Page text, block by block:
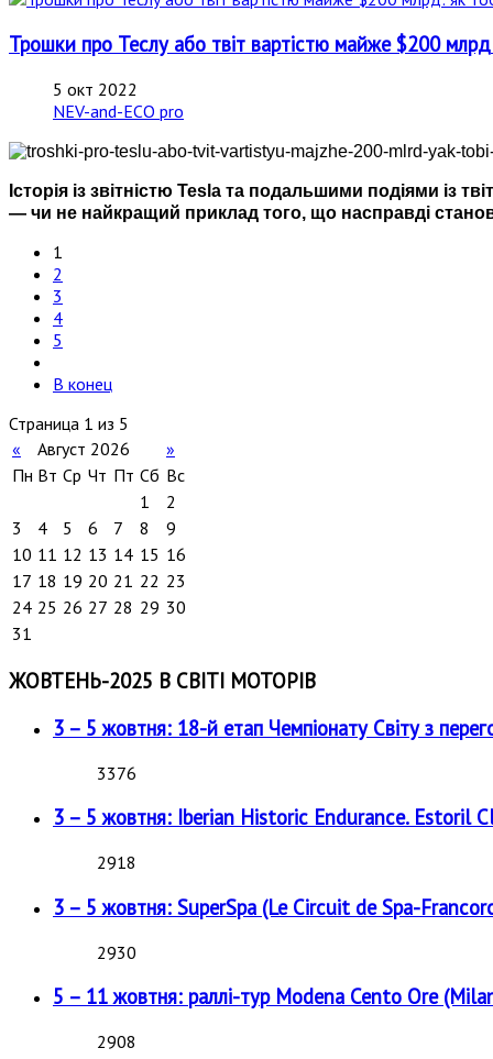
Трошки про Теслу або твіт вартістю майже $200
5 окт 2022
NEV-and-ECO pro
Історія із звітністю Tesla та подальшими подіями із
— чи не найкращий приклад того, що насправді
1
2
3
4
5
В конец
Страница 1 из 5
«
Август 2026
»
Пн Вт Ср Чт Пт Сб Вс
1
2
3
4 5 6 7 8
9
10 11 12 13 14 15 16
17 18 19 20 21 22 23
24 25 26 27 28 29 30
31
ЖОВТЕНЬ-2025 В СВІТІ МОТОРІВ
3 – 5 жовтня: 18-й етап Чемпіонату Світу з
3376
3 – 5 жовтня: Iberian Historic Endurance. Estoril
2918
3 – 5 жовтня: SuperSpa (Le Circuit de Spa-
2930
5 – 11 жовтня: раллі-тур Modena Cento Ore
2908